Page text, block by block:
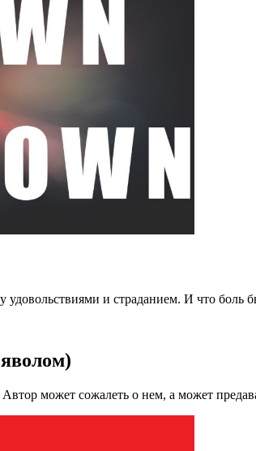
и страданием. И что боль
может сожалеть о нем, а может